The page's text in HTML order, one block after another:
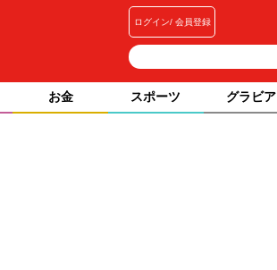
ログイン 会員登録
お金 スポーツ グラビア